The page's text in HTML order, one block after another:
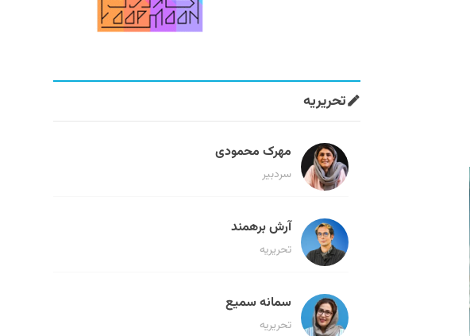
تحریریه
مهرک محمودی
سردبیر
آرش برهمند
تحریریه
سمانه سمیع
تحریریه